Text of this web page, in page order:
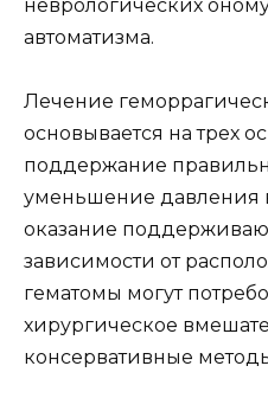
неврологических
автоматизма.
Лечение
основывается на трех
поддержание
уменьшение давления
оказание
зависимости от
гематомы могут
хирургическое
консервативные